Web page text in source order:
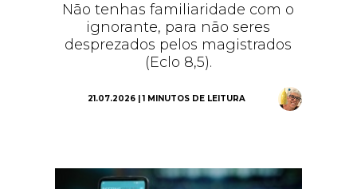
Não tenhas familiaridade com o
ignorante, para não seres
desprezados pelos magistrados
(Eclo 8,5).
21.07.2026 | 1 MINUTOS DE LEITURA